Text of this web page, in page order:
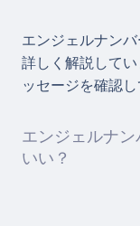
エンジェルナン
詳しく解説して
ッセージを確認し
エンジェルナ
いい？